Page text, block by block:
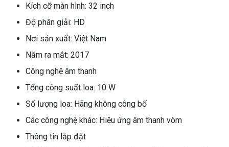
Kích cỡ màn hình: 32 inch
Độ phân giải: HD
Nơi sản xuất: Việt Nam
Năm ra mắt: 2017
Công nghệ âm thanh
Tổng công suất loa: 10 W
Số lượng loa: Hãng không công bố
Các công nghệ khác: Hiệu ứng âm thanh vòm
Thông tin lắp đặt